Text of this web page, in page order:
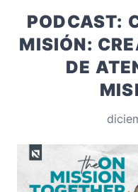
PODCAST:
MISIÓN:
DE